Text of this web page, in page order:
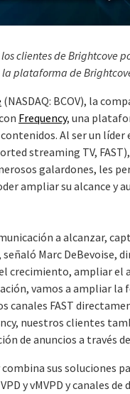
clientes de Brightcove
plataforma de
(NASDAQ: BCOV), la
Frequency, una
Al ser un
streaming TV,
galardones, les
ampliar su alcance y
a alcanzar,
Marc DeBevoise,
crecimiento, ampliar el
vamos a ampliar
canales FAST
nuestros clientes
de anuncios a través
sus soluciones
y vMVPD y canales